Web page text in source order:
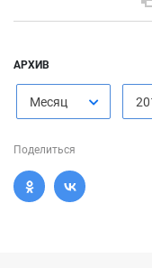
АРХИВ
Месяц
Поделиться